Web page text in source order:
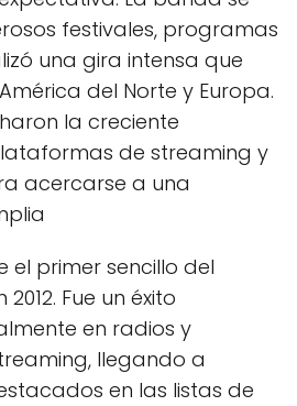
festivales, programas
una gira intensa que
del Norte y Europa.
la creciente
de streaming y
acercarse a una
el primer sencillo del
Fue un éxito
en radios y
llegando a
en las listas de